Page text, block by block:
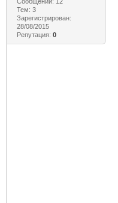
Тем: 3
Зарегистрирован:
28/08/2015
Репутация: 0